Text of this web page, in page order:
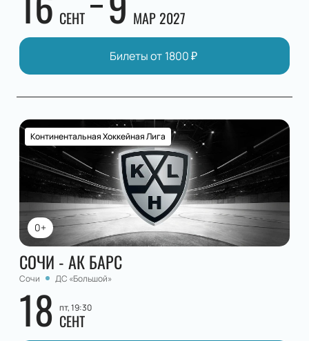
СЕНТ МАР 2027
Билеты от 1800₽
0+
Континентальная Хоккейная Лига
СОЧИ - АК БАРС
Сочи ДС «Большой»
18 пт, 19:30
СЕНТ